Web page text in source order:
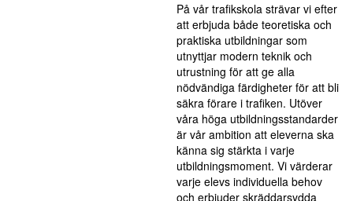
På vår trafikskola strävar vi efter
att erbjuda både teoretiska och
praktiska utbildningar som
utnyttjar modern teknik och
utrustning för att ge alla
nödvändiga färdigheter för att bli
säkra förare i trafiken. Utöver
våra höga utbildningsstandarder
är vår ambition att eleverna ska
känna sig stärkta i varje
utbildningsmoment. Vi värderar
varje elevs individuella behov
och erbjuder skräddarsydda